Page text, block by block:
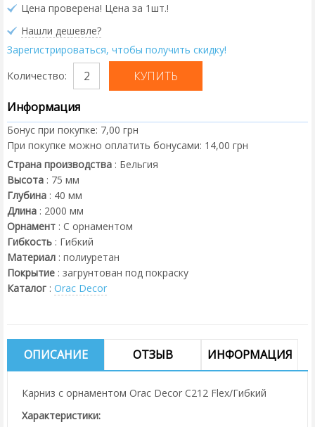
Цена проверена! Цена за 1шт.!
Нашли дешевле?
Зарегистрироваться, чтобы получить скидку!
Количество:
Информация
Бонус при покупке: 7,00 грн
При покупке можно оплатить бонусами: 14,00 грн
Страна производства : Бельгия
Высота : 75 мм
Глубина : 40 мм
Длина : 2000 мм
Орнамент : С орнаментом
Гибкость : Гибкий
Материал : полиуретан
Покрытие : загрунтован под покраску
Каталог : Orac Decor
ОПИСАНИЕ ОТЗЫВ ИНФОРМАЦИЯ
Карниз с орнаментом Orac Decor C212 Flex/Гибкий
Характеристики: